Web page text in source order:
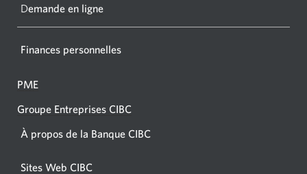
Demande en ligne
Finances personnelles
PME
Groupe Entreprises CIBC
À propos de la Banque CIBC
Sites Web CIBC